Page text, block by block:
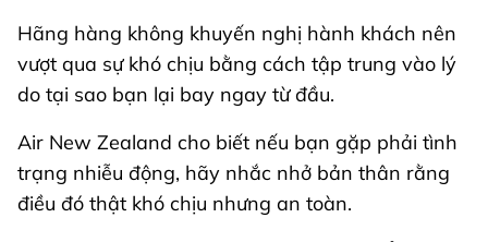
Hãng hàng không khuyến nghị hành khách nên
vượt qua sự khó chịu bằng cách tập trung vào lý
do tại sao bạn lại bay ngay từ đầu.
Air New Zealand cho biết nếu bạn gặp phải tình
trạng nhiễu động, hãy nhắc nhở bản thân rằng
điều đó thật khó chịu nhưng an toàn.